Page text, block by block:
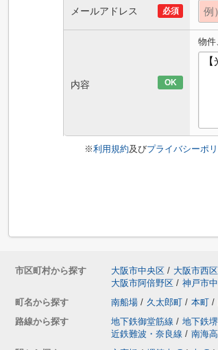
メールアドレス 必須
内容 OK
物件
※利用規約及びプライバシーポ
市区町村から探す 大阪市中央区 / 大阪市西区
大阪市阿倍野区 / 神戸市
町名から探す
南船場 / 久太郎町 / 本町 /
路線から探す
地下鉄御堂筋線 / 地下鉄
近鉄難波・奈良線 / 南海